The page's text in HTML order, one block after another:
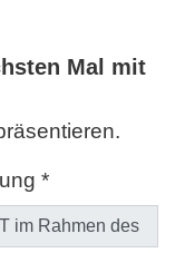
Mal mit
*